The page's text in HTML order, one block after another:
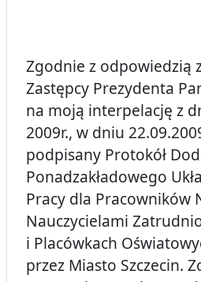
Zgodnie z odpowiedzią
Zastępcy Prezydenta
na moją interpelację z
2009r., w dniu
podpisany Protokół
Ponadzakładowego
Pracy dla Pracowników
Nauczycielami
i Placówkach
przez Miasto Szczecin.